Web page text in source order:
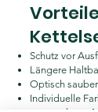
Schutz vor
Längere
Optisch
Individuelle